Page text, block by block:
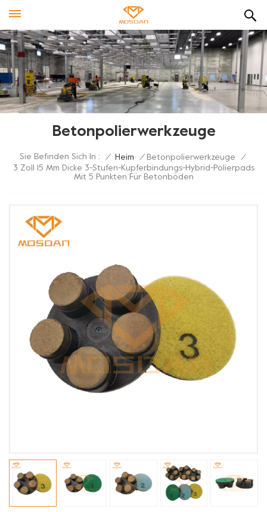
Betonpolierwerkzeuge
Sie Befinden Sich In : / Heim / Betonpolierwerkzeuge
/
3 Zoll 15 Mm Dicke 3-Stufen-Kupferbindungs-Hybrid-Polierpads
Mit 5 Punkten Für Betonböden